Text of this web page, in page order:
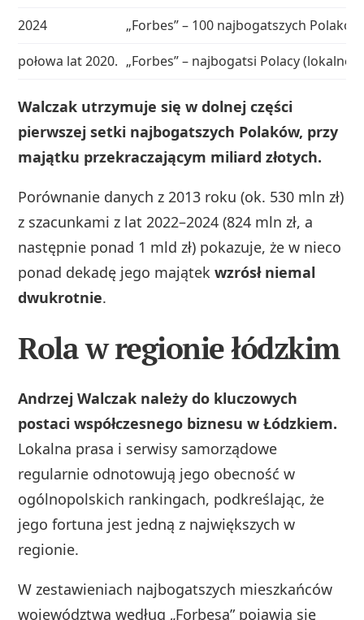
2024
„Forbes” – 100 najbogatszych Polaków
połowa lat 2020. „Forbes” – najbogatsi Polacy (lokalne
Walczak utrzymuje się w dolnej części
pierwszej setki najbogatszych Polaków, przy
majątku przekraczającym miliard złotych.
Porównanie danych z 2013 roku (ok. 530 mln zł)
z szacunkami z lat 2022–2024 (824 mln zł, a
następnie ponad 1 mld zł) pokazuje, że w nieco
ponad dekadę jego majątekwzrósł niemal
dwukrotnie.
Rola w regionie łódzkim
Andrzej Walczak należy do kluczowych
postaci współczesnego biznesu w Łódzkiem.
Lokalna prasa i serwisy samorządowe
regularnie odnotowują jego obecność w
ogólnopolskich rankingach, podkreślając, że
jego fortuna jest jedną z największych w
regionie.
W zestawieniach najbogatszych mieszkańców
województwa według „Forbesa” pojawia się